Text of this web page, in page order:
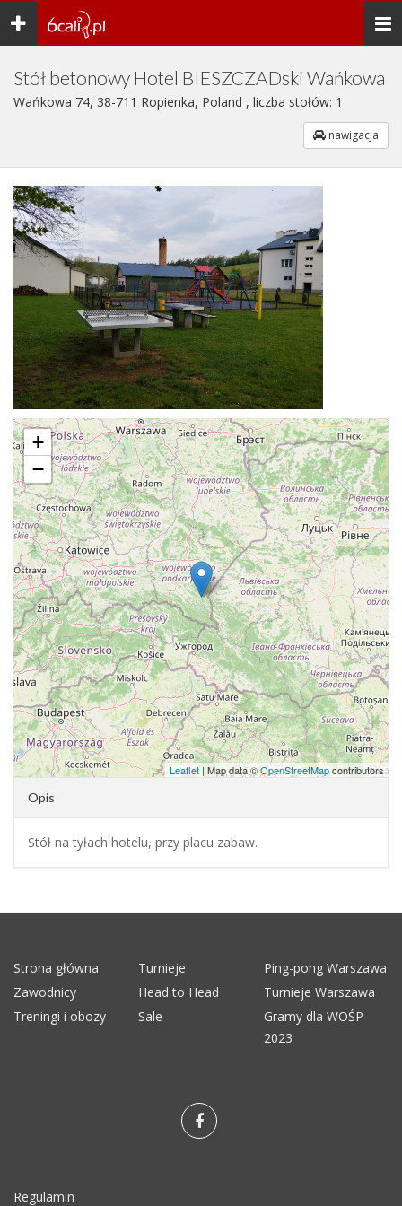
Toggle
navigation
Stół betonowy Hotel BIESZCZADski Wańkowa
Wańkowa 74, 38-711 Ropienka, Poland , liczba stołów: 1
nawigacja
+
−
Leaflet | Map data ©OpenStreetMapcontributors
Opis
Stół na tyłach hotelu, przy placu zabaw.
Strona główna Turnieje
Ping-pong Warszawa
Zawodnicy
Head to Head
Turnieje Warszawa
Treningi i obozy
Sale
Gramy dla WOŚP
2023
Regulamin